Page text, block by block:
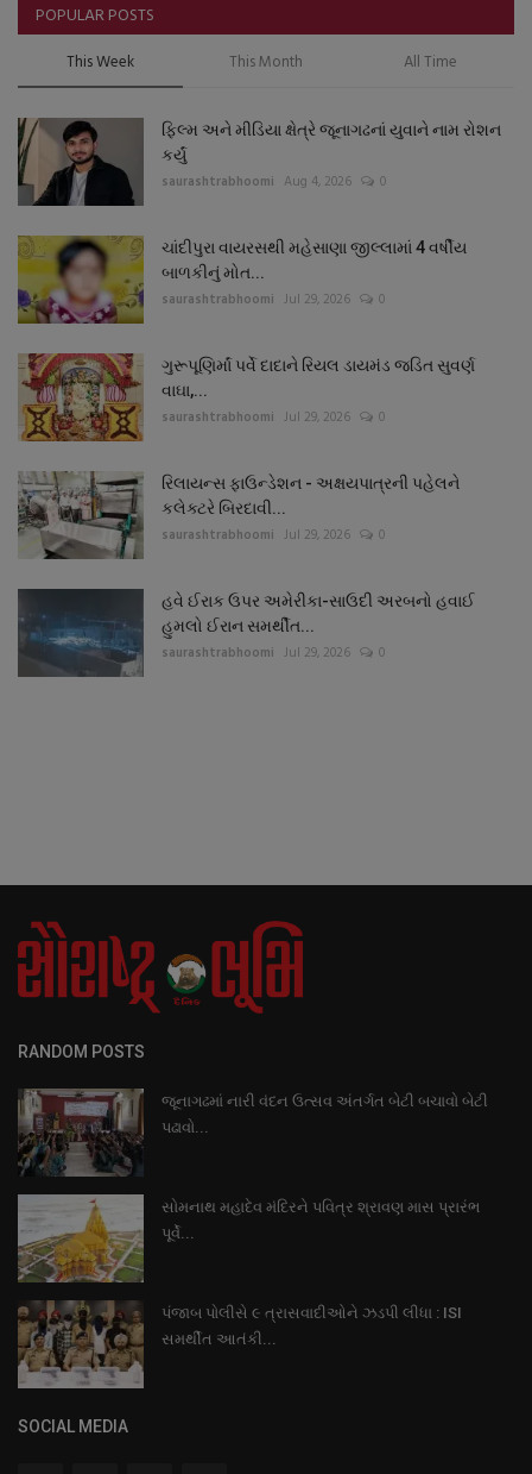
POPULAR POSTS
This Week This Month All Time
ફિલ્મ અને મીડિયા ક્ષેત્રે જૂનાગઢનાં યુવાને નામ રોશન
કર્યું
saurashtrabhoomi Aug 4, 2026 0
ચાંદીપુરા વાયરસથી મહેસાણા જીલ્લામાં 4 વર્ષીય
બાળકીનું મોત...
saurashtrabhoomi Jul 29, 2026 0
ગુરૂપૂણિર્માં પર્વે દાદાને રિયલ ડાયમંડ જડિત સુવર્ણ
વાઘા,...
saurashtrabhoomi Jul 29, 2026 0
રિલાયન્સ ફાઉન્ડેશન - અક્ષયપાત્રની પહેલને
કલેક્ટરે બિરદાવી...
saurashtrabhoomi Jul 29, 2026 0
હવે ઈરાક ઉપર અમેરીકા-સાઉદી અરબનો હવાઈ
હુમલો ઈરાન સમર્થીત...
saurashtrabhoomi Jul 29, 2026 0
RANDOM POSTS
જૂનાગઢમાં નારી વંદન ઉત્સવ અંતર્ગત બેટી બચાવો બેટી
પઢાવો...
સોમનાથ મહાદેવ મંદિરને પવિત્ર શ્રાવણ માસ પ્રારંભ
પૂર્વે...
પંજાબ પોલીસે ૯ ત્રાસવાદીઓને ઝડપી લીધા : ISI
સમર્થીત આતંકી...
SOCIAL MEDIA